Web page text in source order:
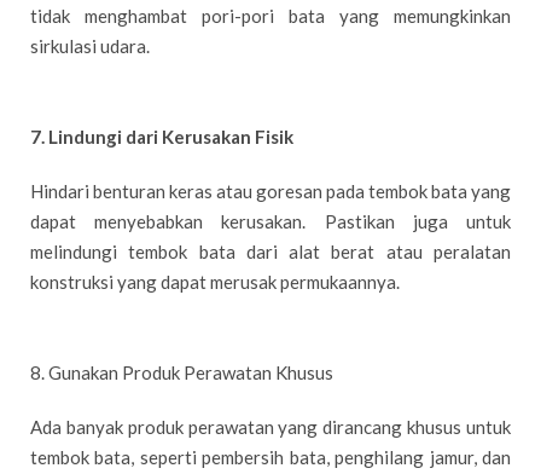
tidak menghambat pori-pori bata yang memungkinkan
sirkulasi udara.
7. Lindungi dari Kerusakan Fisik
Hindari benturan keras atau goresan pada tembok bata yang
dapat menyebabkan kerusakan. Pastikan juga untuk
melindungi tembok bata dari alat berat atau peralatan
konstruksi yang dapat merusak permukaannya.
8. Gunakan Produk Perawatan Khusus
Ada banyak produk perawatan yang dirancang khusus untuk
tembok bata, seperti pembersih bata, penghilang jamur, dan